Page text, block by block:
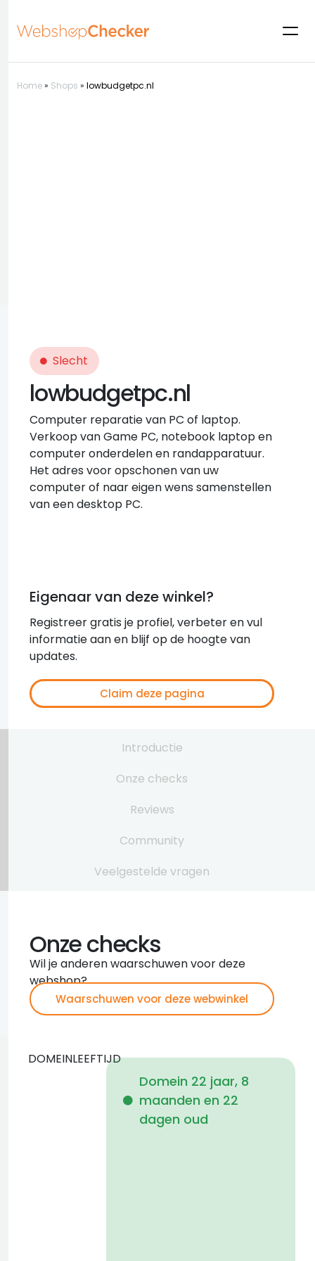
Home» Shops » lowbudgetpc.nl
Slecht
lowbudgetpc.nl
Computer reparatie van PC of laptop.
Verkoop van Game PC, notebook laptop en
computer onderdelen en randapparatuur.
Het adres voor opschonen van uw
computer of naar eigen wens samenstellen
van een desktop PC.
Eigenaar van deze winkel?
Registreer gratis je profiel, verbeter en vul
informatie aan en blijf op de hoogte van
updates.
Claim deze pagina
Introductie
Onze checks
Reviews
Community
Veelgestelde vragen
Onze checks
Wil je anderen waarschuwen voor deze
webshop?
Waarschuwen voor deze webwinkel
DOMEINLEEFTIJD
Domein 22 jaar, 8
maanden en 22
dagen oud